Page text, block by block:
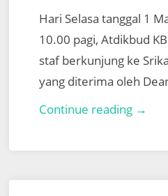
Hari Selasa tanggal 1
10.00 pagi, Atdikbud
staf berkunjung ke
yang diterima oleh
Continue reading →